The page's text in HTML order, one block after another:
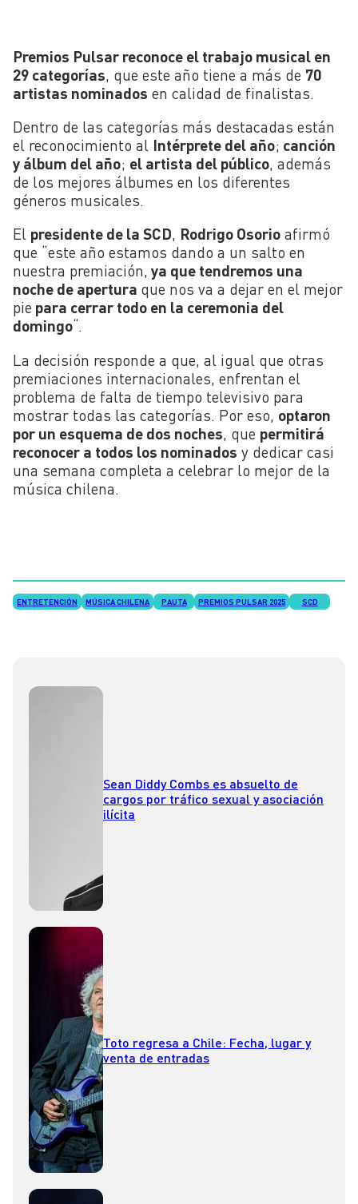
Premios Pulsar reconoce el trabajo musical en
29 categorías, que este año tiene a más de 70
artistas nominados en calidad de finalistas.
Dentro de las categorías más destacadas están
el reconocimiento al Intérprete del año; canción
y álbum del año; el artista del público, además
de los mejores álbumes en los diferentes
géneros musicales.
El presidente de la SCD, Rodrigo Osorio afirmó
que “este año estamos dando a un salto en
nuestra premiación, ya que tendremos una
noche de apertura que nos va a dejar en el mejor
pie para cerrar todo en la ceremonia del
domingo“.
La decisión responde a que, al igual que otras
premiaciones internacionales, enfrentan el
problema de falta de tiempo televisivo para
mostrar todas las categorías. Por eso, optaron
por un esquema de dos noches , que permitirá
reconocer a todos los nominados y dedicar casi
una semana completa a celebrar lo mejor de la
música chilena.
ENTRETENCIÓN MÚSICA CHILENA PAUTA PREMIOS PULSAR 2025 SCD
Sean Diddy Combs es absuelto de
cargos por tráfico sexual y asociación
ilícita
Toto regresa a Chile: Fecha, lugar y
venta de entradas